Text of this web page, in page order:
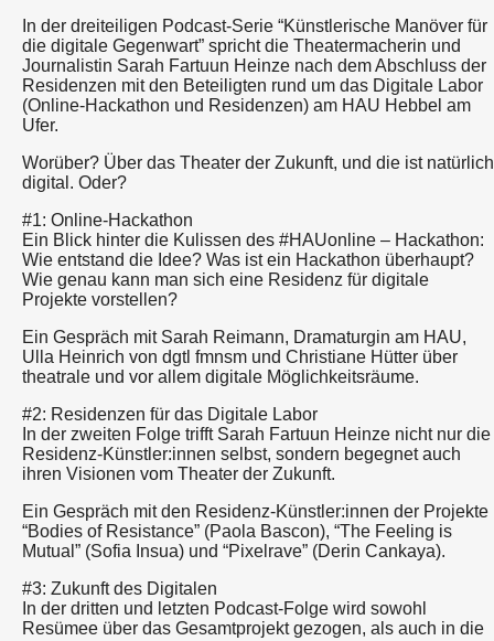
In der dreiteiligen Podcast-Serie “Künstlerische Manöver für
die digitale Gegenwart” spricht die Theatermacherin und
Journalistin Sarah Fartuun Heinze nach dem Abschluss der
Residenzen mit den Beteiligten rund um das Digitale Labor
(Online-Hackathon und Residenzen) am HAU Hebbel am
Ufer.
Worüber? Über das Theater der Zukunft, und die ist natürlich
digital. Oder?
#1: Online-Hackathon
Ein Blick hinter die Kulissen des #HAUonline – Hackathon:
Wie entstand die Idee? Was ist ein Hackathon überhaupt?
Wie genau kann man sich eine Residenz für digitale
Projekte vorstellen?
Ein Gespräch mit Sarah Reimann, Dramaturgin am HAU,
Ulla Heinrich von dgtl fmnsm und Christiane Hütter über
theatrale und vor allem digitale Möglichkeitsräume.
#2: Residenzen für das Digitale Labor
In der zweiten Folge trifft Sarah Fartuun Heinze nicht nur die
Residenz-Künstler:innen selbst, sondern begegnet auch
ihren Visionen vom Theater der Zukunft.
Ein Gespräch mit den Residenz-Künstler:innen der Projekte
“Bodies of Resistance” (Paola Bascon), “The Feeling is
Mutual” (Sofia Insua) und “Pixelrave” (Derin Cankaya).
#3: Zukunft des Digitalen
In der dritten und letzten Podcast-Folge wird sowohl
Resümee über das Gesamtprojekt gezogen, als auch in die